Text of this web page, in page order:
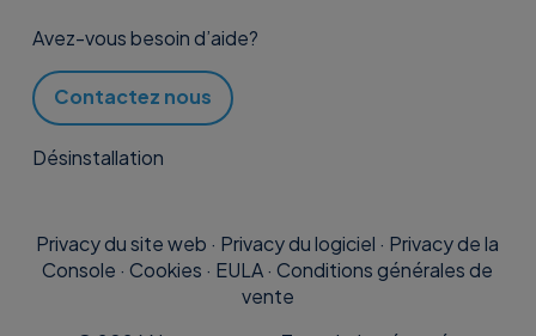
Avez-vous besoin d’aide?
Contactez nous
Désinstallation
Privacy du site web · Privacy du logiciel · Privacy de la
Console ·Cookies · EULA·Conditions générales de
vente